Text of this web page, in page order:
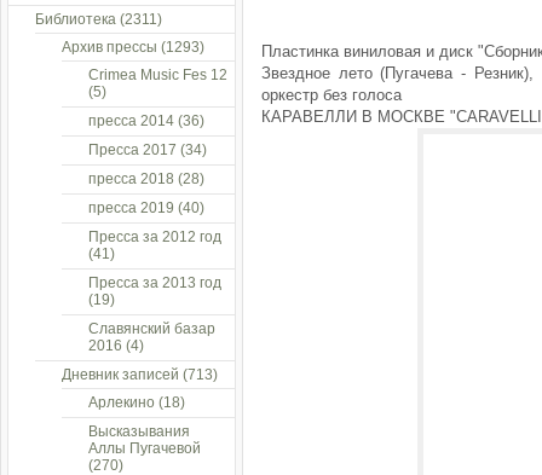
Пластинка виниловая и диск
Звездное лето (Пугачева -
оркестр без голоса
КАРАВЕЛЛИ В МОСКВЕ
Библиотека (2311)
Архив прессы (1293)
Crimea Music Fes 12
(5)
пресса 2014 (36)
Пресса 2017 (34)
пресса 2018 (28)
пресса 2019 (40)
Пресса за 2012 год
(41)
Пресса за 2013 год
(19)
Славянский базар
2016 (4)
Дневник записей (713)
Арлекино (18)
Высказывания
Аллы Пугачевой
(270)